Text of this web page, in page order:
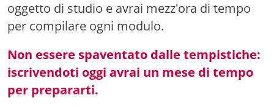
oggetto di studio e avrai mezz'ora di tempo
per compilare ogni modulo.
Non essere spaventato dalle tempistiche:
iscrivendoti oggi avrai un mese di tempo
per prepararti.